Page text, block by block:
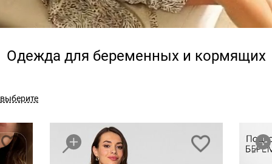
Одежда для беременных и кормящих
выберите